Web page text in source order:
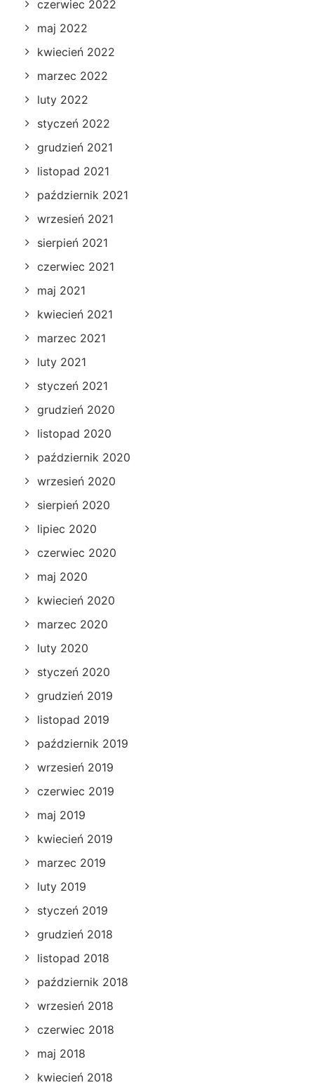
czerwiec 2022
maj 2022
kwiecień 2022
marzec 2022
luty 2022
styczeń 2022
grudzień 2021
listopad 2021
październik 2021
wrzesień 2021
sierpień 2021
czerwiec 2021
maj 2021
kwiecień 2021
marzec 2021
luty 2021
styczeń 2021
grudzień 2020
listopad 2020
październik 2020
wrzesień 2020
sierpień 2020
lipiec 2020
czerwiec 2020
maj 2020
kwiecień 2020
marzec 2020
luty 2020
styczeń 2020
grudzień 2019
listopad 2019
październik 2019
wrzesień 2019
czerwiec 2019
maj 2019
kwiecień 2019
marzec 2019
luty 2019
styczeń 2019
grudzień 2018
listopad 2018
październik 2018
wrzesień 2018
czerwiec 2018
maj 2018
kwiecień 2018